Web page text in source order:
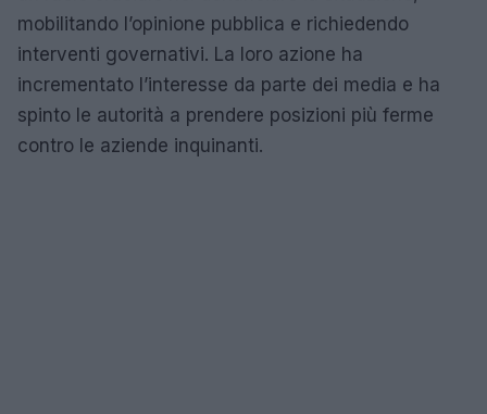
mobilitando l’opinione pubblica e richiedendo
interventi governativi. La loro azione ha
incrementato l’interesse da parte dei media e ha
spinto le autorità a prendere posizioni più ferme
contro le aziende inquinanti.